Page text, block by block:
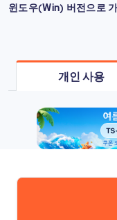
윈도우(Win) 버전으로
개인 사용